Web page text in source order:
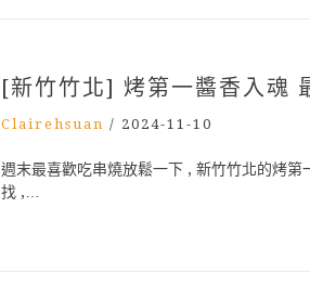
[新竹竹北] 烤第一醬香入魂
Clairehsuan / 2024-11-10
週末最喜歡吃串燒放鬆一下 , 新竹竹北的烤
找 ,…